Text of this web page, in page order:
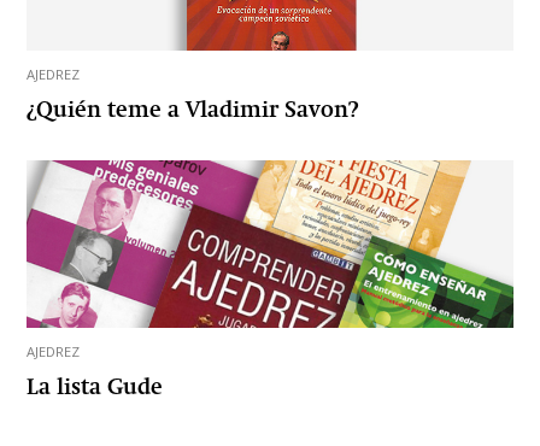
AJEDREZ
¿Quién teme a Vladimir Savon?
AJEDREZ
La lista Gude